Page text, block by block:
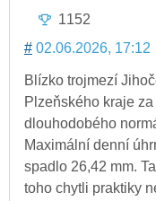
1152
# 02.06.2026, 17:12
Blízko trojmezí
Plzeňského kraje za
dlouhodobého
Maximální denní
spadlo 26,42 mm.
toho chytli praktiky